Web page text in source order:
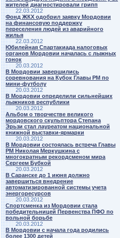
жителей диагностировали грипп
22.03.2012
Фонд ЖКХ одобрил заявку Мордовии
на финансовую поддержку
переселения людей из аварийного
жилья
22.03.2012
Юбилейная Спартакиада налоговых
органов Мордовии началась с лыжных
гонок
20.03.2012
В Мордовии завершились
соревнования на Кубок Главы РМ по
мини-футболу
20.03.2012
В Мордовии определили сильнейших
лыжников республики
20.03.2012
Альбом о творчестве великого
мордовского скульптора Степана
Эрьзи стал лауреатом национальной
книжной выставки-ярмарки
20.03.2012
В Мордовии состоялась встреча Главы
РМ Николая Меркушкина с
многократным рекордсменом мира
Сергеем Бубкой
20.03.2012
В Саранске до 1 июня должно
завершиться внедрение
автоматизированной системы учета
энергоресурсов
20.03.2012
Спортсменка из Мордовии стала
победительницей Первенства ПФО по
вольной борьбе
20.03.2012
В Мордовии с начала года родились
более 1300 детей